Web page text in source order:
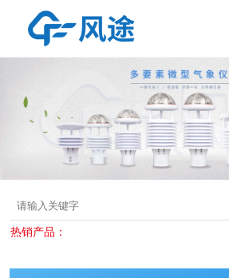
热销产品：